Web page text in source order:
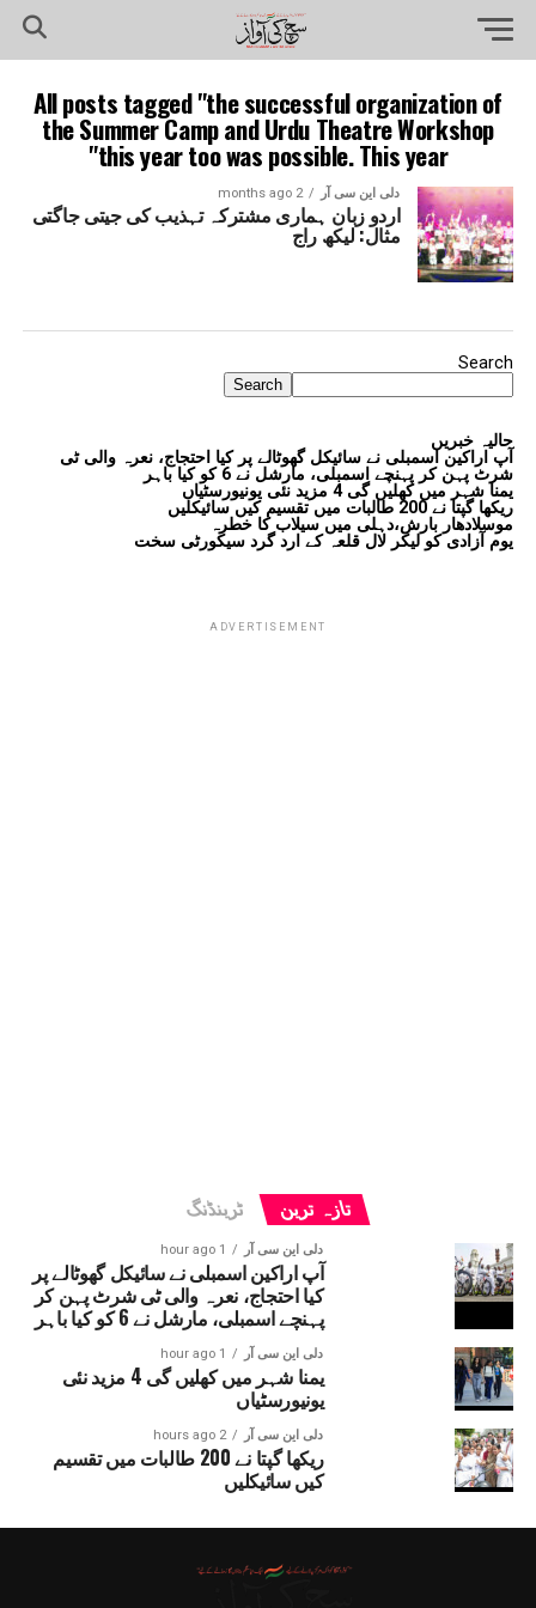
All posts tagged "the successful organization of
the Summer Camp and Urdu Theatre Workshop
this year too was possible. This year"
دلی این سی آر 2 months ago
اردو زبان ہماری مشترکہ تہذیب کی جیتی جاگتی
مثال: لیکھ راج
Search
Search
حالیہ خبریں
آپ اراکین اسمبلی نے سائیکل گھوٹالے پر کیا احتجاج، نعرہ والی ٹی
شرٹ پہن کر پہنچے اسمبلی، مارشل نے 6 کو کیا باہر
یمنا شہر میں کھلیں گی 4 مزید نئی یونیورسٹیاں
ریکھا گپتا نے 200 طالبات میں تقسیم کیں سائیکلیں
موسلادھار بارش،دہلی میں سیلاب کا خطرہ
یوم آزادی کو لیکر لال قلعہ کے ارد گرد سیکورٹی سخت
ADVERTISEMENT
تازہ ترین ٹرینڈنگ
دلی این سی آر 1 hour ago
آپ اراکین اسمبلی نے سائیکل گھوٹالے پر
کیا احتجاج، نعرہ والی ٹی شرٹ پہن کر
پہنچے اسمبلی، مارشل نے 6 کو کیا باہر
دلی این سی آر 1 hour ago
یمنا شہر میں کھلیں گی 4 مزید نئی
یونیورسٹیاں
دلی این سی آر 2 hours ago
ریکھا گپتا نے 200 طالبات میں تقسیم
کیں سائیکلیں